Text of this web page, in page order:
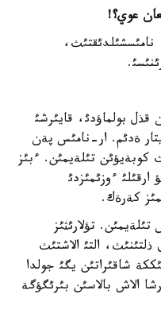
عوي؟!
بولماؤدئ، قايئرشئ
ةدئم. ار-نامئس پةن
كوبةيؤئن تئلةيمئن. ءبئز
ءوزئمئزدئ
كةرةك.
تئلةيمئن. تؤلارئثئز
التئ الاشتئث
شاقئراتئن يگئ جولدا
الاش بالاسئن بئرئگؤگة